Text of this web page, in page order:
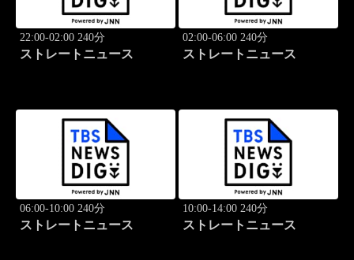
22:00-02:00 240分
ストレートニュース
02:00-06:00 240分
ストレートニュース
06:00-10:00 240分
ストレートニュース
10:00-14:00 240分
ストレートニュース